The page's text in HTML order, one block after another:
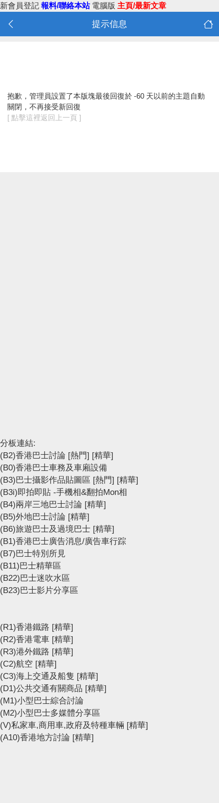
新會員登記 報料/聯絡本站 電腦版 主頁/最新文章
提示信息
抱歉，管理員設置了本版塊最後回復於 -60 天以前的主題自動
關閉，不再接受新回復
[ 點擊這裡返回上一頁 ]
分板連結:
(B2)香港巴士討論 [熱門] [精華]
(B0)香港巴士車務及車廂設備
(B3)巴士攝影作品貼圖區 [熱門] [精華]
(B3i)即拍即貼 -手機相&翻拍Mon相
(B4)兩岸三地巴士討論 [精華]
(B5)外地巴士討論 [精華]
(B6)旅遊巴士及過境巴士 [精華]
(B1)香港巴士廣告消息/廣告車行踪
(B7)巴士特別所見
(B11)巴士精華區
(B22)巴士迷吹水區
(B23)巴士影片分享區
(R1)香港鐵路 [精華]
(R2)香港電車 [精華]
(R3)港外鐵路 [精華]
(C2)航空 [精華]
(C3)海上交通及船隻 [精華]
(D1)公共交通有關商品 [精華]
(M1)小型巴士綜合討論
(M2)小型巴士多媒體分享區
(V)私家車,商用車,政府及特種車輛 [精華]
(A10)香港地方討論 [精華]